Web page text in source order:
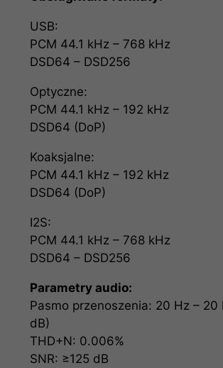
USB:
PCM 44.1 kHz – 768 kHz
DSD64 – DSD256
Optyczne:
PCM 44.1 kHz – 192 kHz
DSD64 (DoP)
Koaksjalne:
PCM 44.1 kHz – 192 kHz
DSD64 (DoP)
I2S:
PCM 44.1 kHz – 768 kHz
DSD64 – DSD256
Parametry audio:
Pasmo przenoszenia: 20 Hz – 20
dB)
THD+N: 0.006%
SNR: ≥125 dB